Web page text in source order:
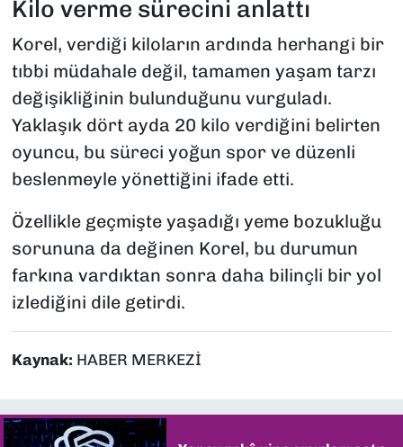
Kilo verme sürecini anlattı
Korel, verdiği kiloların ardında herhangi bir
tıbbi müdahale değil, tamamen yaşam tarzı
değişikliğinin bulunduğunu vurguladı.
Yaklaşık dört ayda 20 kilo verdiğini belirten
oyuncu, bu süreci yoğun spor ve düzenli
beslenmeyle yönettiğini ifade etti.
Özellikle geçmişte yaşadığı yeme bozukluğu
sorununa da değinen Korel, bu durumun
farkına vardıktan sonra daha bilinçli bir yol
izlediğini dile getirdi.
Kaynak: HABER MERKEZİ